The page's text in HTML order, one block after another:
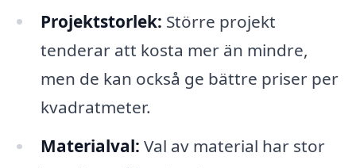
Projektstorlek: Större projekt
tenderar att kosta mer än mindre,
men de kan också ge bättre priser per
kvadratmeter.
Materialval: Val av material har stor